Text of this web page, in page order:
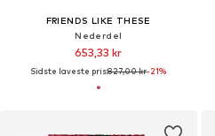
FRIENDS LIKE THESE
Nederdel
653,33 kr
Sidste laveste pris:827,00 kr-21%